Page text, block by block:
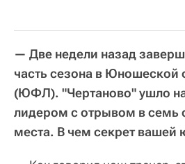
— Две недели назад
часть сезона в Юношеской
(ЮФЛ). "Чертаново" ушло
лидером с отрывом в семь
места. В чем секрет вашей